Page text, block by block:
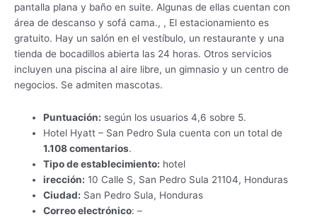
pantalla plana y baño en suite. Algunas de ellas cuentan con
área de descanso y sofá cama., , El estacionamiento es
gratuito. Hay un salón en el vestíbulo, un restaurante y una
tienda de bocadillos abierta las 24 horas. Otros servicios
incluyen una piscina al aire libre, un gimnasio y un centro de
negocios. Se admiten mascotas.
Puntuación: según los usuarios 4,6 sobre 5.
Hotel Hyatt – San Pedro Sula cuenta con un total de
1.108 comentarios.
Tipo de establecimiento: hotel
irección: 10 Calle S, San Pedro Sula 21104, Honduras
Ciudad: San Pedro Sula, Honduras
Correo electrónico: –